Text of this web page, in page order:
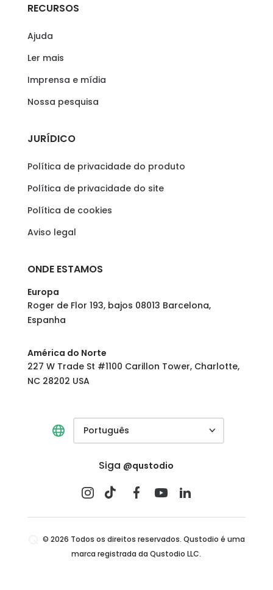
RECURSOS
Ajuda
Ler mais
Imprensa e mídia
Nossa pesquisa
JURÍDICO
Política de privacidade do produto
Política de privacidade do site
Política de cookies
Aviso legal
ONDE ESTAMOS
Europa
Roger de Flor 193, bajos 08013 Barcelona,
Espanha
América do Norte
227 W Trade St #1100 Carillon Tower, Charlotte,
NC 28202 USA
Português
Siga @qustodio
© 2026 Todos os direitos reservados. Qustodio é uma
marca registrada da Qustodio LLC.